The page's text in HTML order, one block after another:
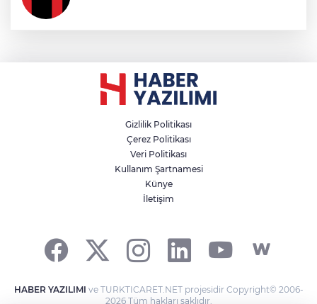
Gizlilik Politikası
Çerez Politikası
Veri Politikası
Kullanım Şartnamesi
Künye
İletişim
HABER YAZILIMI ve TURKTICARET.NET projesidir Copyright© 2006-
2026 Tüm hakları saklıdır.